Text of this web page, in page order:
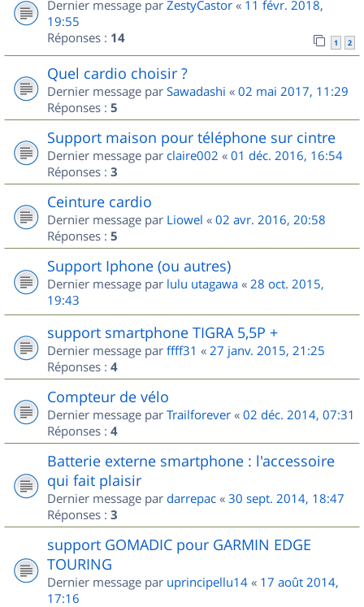
Dernier message par ZestyCastor « 11 févr. 2018,
19:55
Réponses : 14 1 2
Quel cardio choisir ?
Dernier message par Sawadashi « 02 mai 2017, 11:29
Réponses : 5
Support maison pour téléphone sur cintre
Dernier message par claire002 « 01 déc. 2016, 16:54
Réponses : 3
Ceinture cardio
Dernier message par Liowel « 02 avr. 2016, 20:58
Réponses : 5
Support Iphone (ou autres)
Dernier message par lulu utagawa « 28 oct. 2015,
19:43
support smartphone TIGRA 5,5P +
Dernier message par ffff31 « 27 janv. 2015, 21:25
Réponses : 4
Compteur de vélo
Dernier message par Trailforever « 02 déc. 2014, 07:31
Réponses : 4
Batterie externe smartphone : l'accessoire
qui fait plaisir
Dernier message par darrepac « 30 sept. 2014, 18:47
Réponses : 3
support GOMADIC pour GARMIN EDGE
TOURING
Dernier message par uprincipellu14 « 17 août 2014,
17:16